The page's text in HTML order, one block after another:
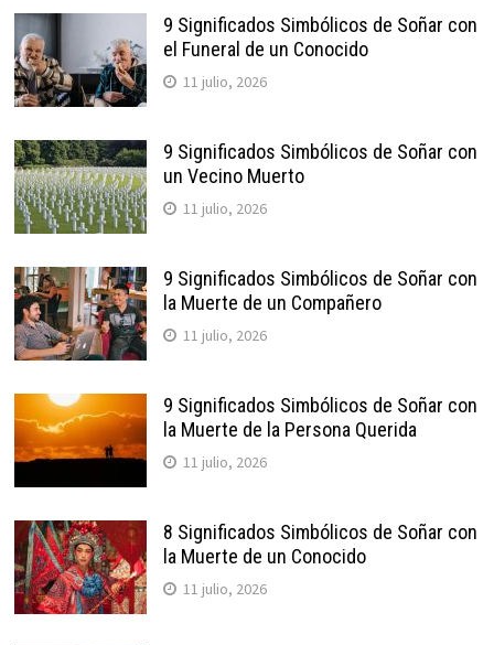
9 Significados Simbólicos de Soñar con
el Funeral de un Conocido
11 julio, 2026
9 Significados Simbólicos de Soñar con
un Vecino Muerto
11 julio, 2026
9 Significados Simbólicos de Soñar con
la Muerte de un Compañero
11 julio, 2026
9 Significados Simbólicos de Soñar con
la Muerte de la Persona Querida
11 julio, 2026
8 Significados Simbólicos de Soñar con
la Muerte de un Conocido
11 julio, 2026